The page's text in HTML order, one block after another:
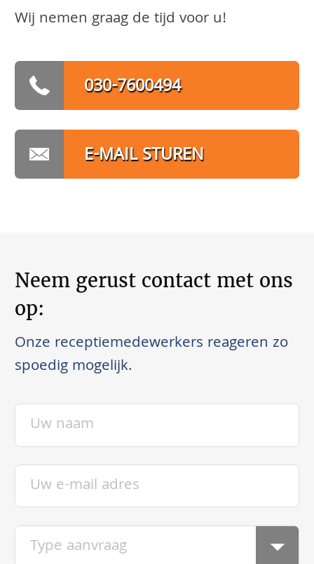
Wij nemen graag de tijd voor u!
030-7600494
E-MAIL STUREN
Neem gerust contact met ons
op:
Onze receptiemedewerkers reageren zo
spoedig mogelijk.